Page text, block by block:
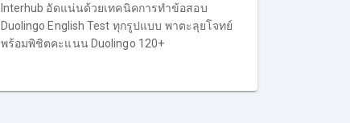
Interhub อัดแน่นด้วยเทคนิคการทำข้อสอบ
Duolingo English Test ทุกรูปแบบ พาตะลุยโจทย์
พร้อมพิชิตคะแนน Duolingo 120+